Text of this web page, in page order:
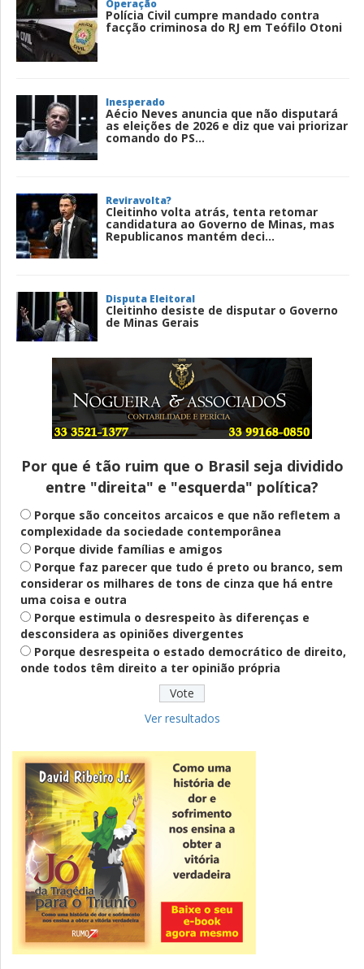
Operação
Polícia Civil cumpre mandado contra
facção criminosa do RJ em Teófilo Otoni
Inesperado
Aécio Neves anuncia que não disputará
as eleições de 2026 e diz que vai priorizar
comando do PS...
Reviravolta?
Cleitinho volta atrás, tenta retomar
candidatura ao Governo de Minas, mas
Republicanos mantém deci...
Disputa Eleitoral
Cleitinho desiste de disputar o Governo
de Minas Gerais
Entenda
Pix Pensão Alimentícia: entenda o que é
e como solicitar
Saúde Mental
Plataforma oferece escuta em saúde
mental para jovens no SUS Digital
Definido
PT lança Patrus Ananias como candidato
ao governo de Minas Gerais
Fies: pré-selecionados têm até terça
para complementar informações
Novidade
CNPJ alfanumérico começa a ser emitido
nesta sexta
ver todas »
Por que é tão ruim que o Brasil seja dividido
entre "direita" e "esquerda" política?
Porque são conceitos arcaicos e que não refletem a
complexidade da sociedade contemporânea
Porque divide famílias e amigos
Porque faz parecer que tudo é preto ou branco, sem
considerar os milhares de tons de cinza que há entre
uma coisa e outra
Porque estimula o desrespeito às diferenças e
desconsidera as opiniões divergentes
Porque desrespeita o estado democrático de direito,
onde todos têm direito a ter opinião própria
Ver resultados